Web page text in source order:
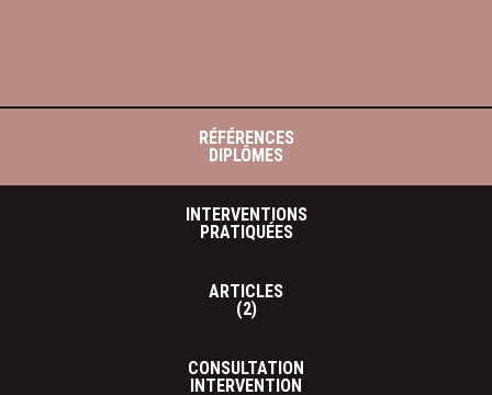
RÉFÉRENCES
DIPLÔMES
INTERVENTIONS
PRATIQUÉES
ARTICLES
(2)
CONSULTATION
INTERVENTION